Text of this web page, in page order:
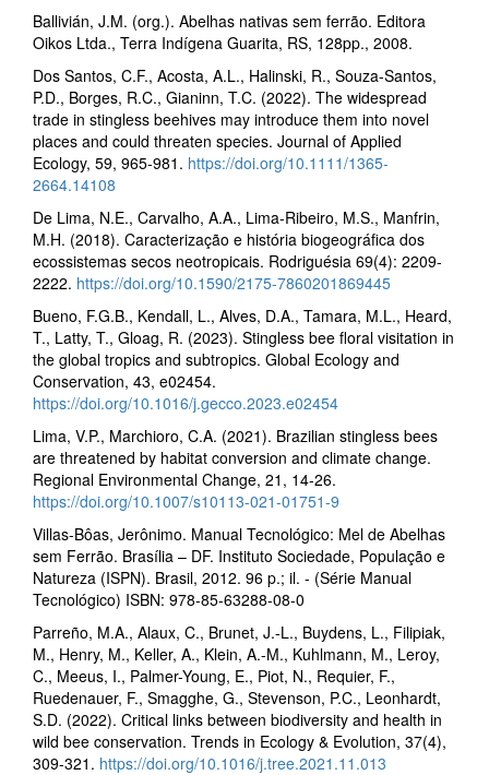
Ballivián, J.M. (org.). Abelhas nativas sem ferrão. Editora
Oikos Ltda., Terra Indígena Guarita, RS, 128pp., 2008.
Dos Santos, C.F., Acosta, A.L., Halinski, R., Souza-Santos,
P.D., Borges, R.C., Gianinn, T.C. (2022). The widespread
trade in stingless beehives may introduce them into novel
places and could threaten species. Journal of Applied
Ecology, 59, 965-981. https://doi.org/10.1111/1365-
2664.14108
De Lima, N.E., Carvalho, A.A., Lima-Ribeiro, M.S., Manfrin,
M.H. (2018). Caracterização e história biogeográfica dos
ecossistemas secos neotropicais. Rodriguésia 69(4): 2209-
2222. https://doi.org/10.1590/2175-7860201869445
Bueno, F.G.B., Kendall, L., Alves, D.A., Tamara, M.L., Heard,
T., Latty, T., Gloag, R. (2023). Stingless bee floral visitation in
the global tropics and subtropics. Global Ecology and
Conservation, 43, e02454.
https://doi.org/10.1016/j.gecco.2023.e02454
Lima, V.P., Marchioro, C.A. (2021). Brazilian stingless bees
are threatened by habitat conversion and climate change.
Regional Environmental Change, 21, 14-26.
https://doi.org/10.1007/s10113-021-01751-9
Villas-Bôas, Jerônimo. Manual Tecnológico: Mel de Abelhas
sem Ferrão. Brasília – DF. Instituto Sociedade, População e
Natureza (ISPN). Brasil, 2012. 96 p.; il. - (Série Manual
Tecnológico) ISBN: 978-85-63288-08-0
Parreño, M.A., Alaux, C., Brunet, J.-L., Buydens, L., Filipiak,
M., Henry, M., Keller, A., Klein, A.-M., Kuhlmann, M., Leroy,
C., Meeus, I., Palmer-Young, E., Piot, N., Requier, F.,
Ruedenauer, F., Smagghe, G., Stevenson, P.C., Leonhardt,
S.D. (2022). Critical links between biodiversity and health in
wild bee conservation. Trends in Ecology & Evolution, 37(4),
309-321. https://doi.org/10.1016/j.tree.2021.11.013